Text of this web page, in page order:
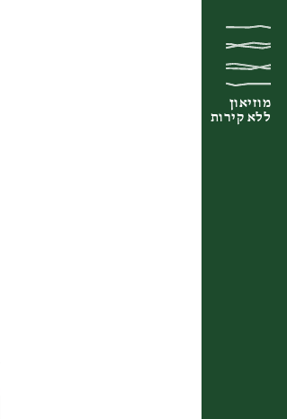
מוזיאון
ללא קירות
מוזיאון
ללא קירות
מוזיאון
ללא קירות